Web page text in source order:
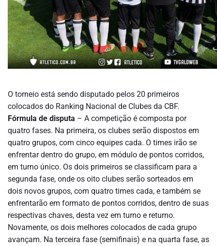
O torneio está sendo disputado pelos 20 primeiros
colocados do Ranking Nacional de Clubes da CBF.
Fórmula de disputa – A competição é composta por
quatro fases. Na primeira, os clubes serão dispostos em
quatro grupos, com cinco equipes cada. O times irão se
enfrentar dentro do grupo, em módulo de pontos corridos,
em turno único. Os dois primeiros se classificam para a
segunda fase, onde os oito clubes serão sorteados em
dois novos grupos, com quatro times cada, e também se
enfrentarão em formato de pontos corridos, dentro de suas
respectivas chaves, desta vez em turno e returno.
Novamente, os dois melhores colocados de cada grupo
avançam. Na terceira fase (semifinais) e na quarta fase, as